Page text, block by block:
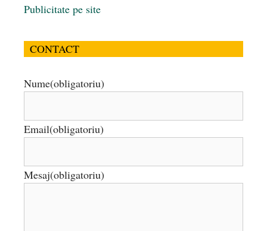
Publicitate pe site
CONTACT
Nume(obligatoriu)
Email(obligatoriu)
Mesaj(obligatoriu)